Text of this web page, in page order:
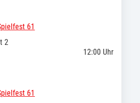
61
2
12:00 Uhr
61